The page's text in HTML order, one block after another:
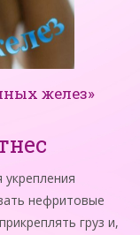
желез»
нефритовые
груз и,